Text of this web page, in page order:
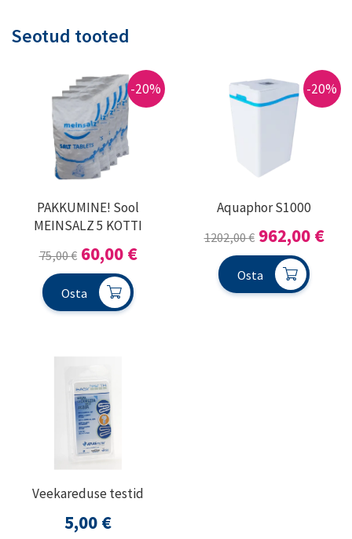
Seotud tooted
-20%
PAKKUMINE! Sool
MEINSALZ 5 KOTTI
75,00€ Algne
hind
oli:
60,00 €Praegune
Osta
-20%
Aquaphor S1000
1202,00€ Algne
hind
oli:
962,00 €
Osta
Veekareduse testid
5,00 €